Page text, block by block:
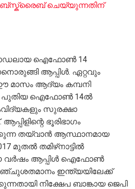
ചെയ്യുന്നതിന്
ഐഫോൺ 14
ആപ്പിൾ. ഏറ്റവും
ആദ്യം കമ്പനി
പുതിയ ഐഫോൺ 14ൽ
സുരക്ഷാ
ഭൂരിഭാഗം
തയ്‌വാൻ ആസ്ഥാനമായ
മുതൽ തമിഴ്‌നാട്ടിൽ
വർഷം ആപ്പിൾ ഐഫോൺ
ഇന്ത്യയിലേക്ക്
നിക്ഷേപ ബാങ്കായ ജെപി